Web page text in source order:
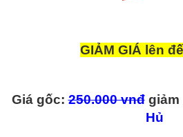
GIẢM GIÁ lên
Giá gốc:250.000 vnđgiảm
Hủ